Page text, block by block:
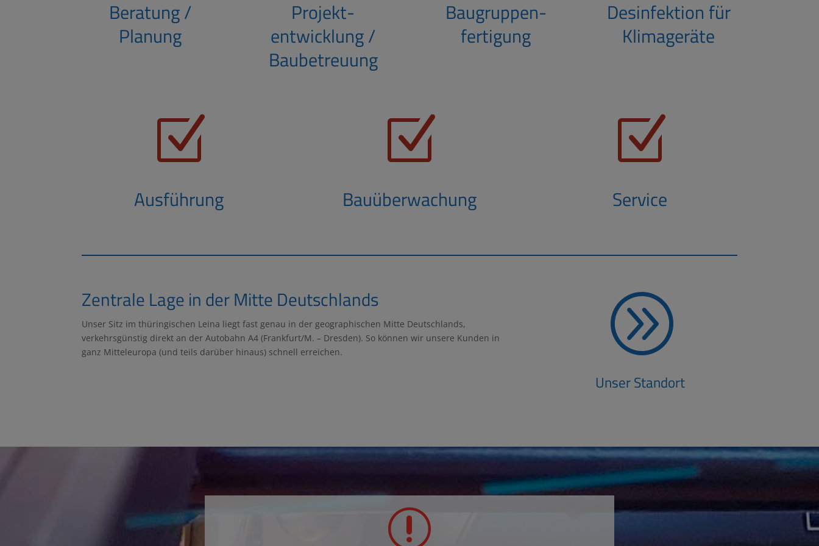
Beratung /
Planung
Projekt­
entwicklung /
Baubetreuung
Baugruppen­
fertigung
Desinfektion für
Klimageräte
Z
Ausführung
Z
Bauüberwachung
Z
Service
Zentrale Lage in der Mitte Deutschlands
Unser Sitz im thüringischen Leina liegt fast genau in der geographischen Mitte Deutschlands,
verkehrsgünstig direkt an der Autobahn A4 (Frankfurt/M. – Dresden). So können wir unsere Kunden in
ganz Mitteleuropa (und teils darüber hinaus) schnell erreichen.
A
Unser Standort
r